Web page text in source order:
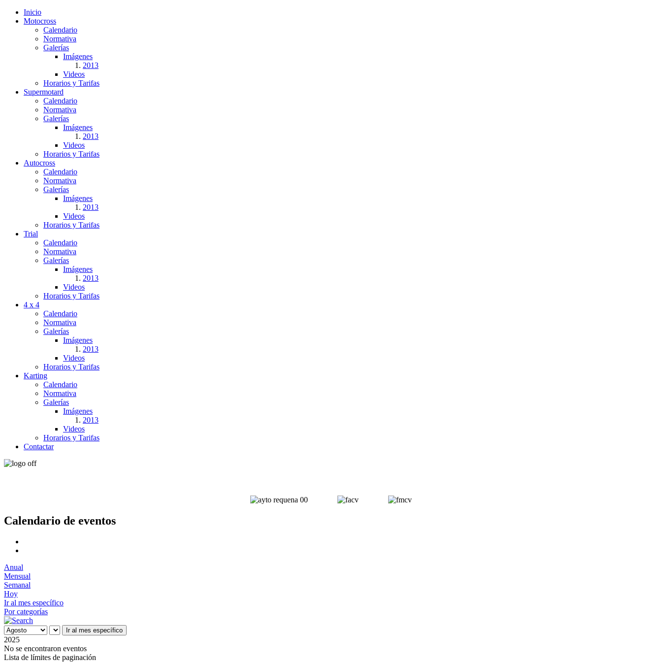
Inicio
Motocross
Calendario
Normativa
Galerías
Imágenes
2013
Videos
Horarios y Tarifas
Supermotard
Calendario
Normativa
Galerías
Imágenes
2013
Videos
Horarios y Tarifas
Autocross
Calendario
Normativa
Galerías
Imágenes
2013
Videos
Horarios y Tarifas
Trial
Calendario
Normativa
Galerías
Imágenes
2013
Videos
Horarios y Tarifas
4 x 4
Calendario
Normativa
Galerías
Imágenes
2013
Videos
Horarios y Tarifas
Karting
Calendario
Normativa
Galerías
Imágenes
2013
Videos
Horarios y Tarifas
Contactar
Calendario de eventos
Anual
Mensual
Semanal
Hoy
Ir al mes específico
Por categorías
Ir al mes específico
2025
No se encontraron eventos
Lista de límites de paginación